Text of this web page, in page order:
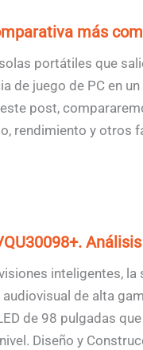
más
portátiles que
de juego de PC en
post,
rendimiento y otros
inteligentes, la
de alta
de 98 pulgadas
Diseño y